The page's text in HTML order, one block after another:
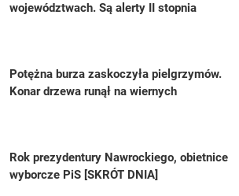
województwach. Są alerty II stopnia
Potężna burza zaskoczyła pielgrzymów.
Konar drzewa runął na wiernych
Rok prezydentury Nawrockiego, obietnice
wyborcze PiS [SKRÓT DNIA]